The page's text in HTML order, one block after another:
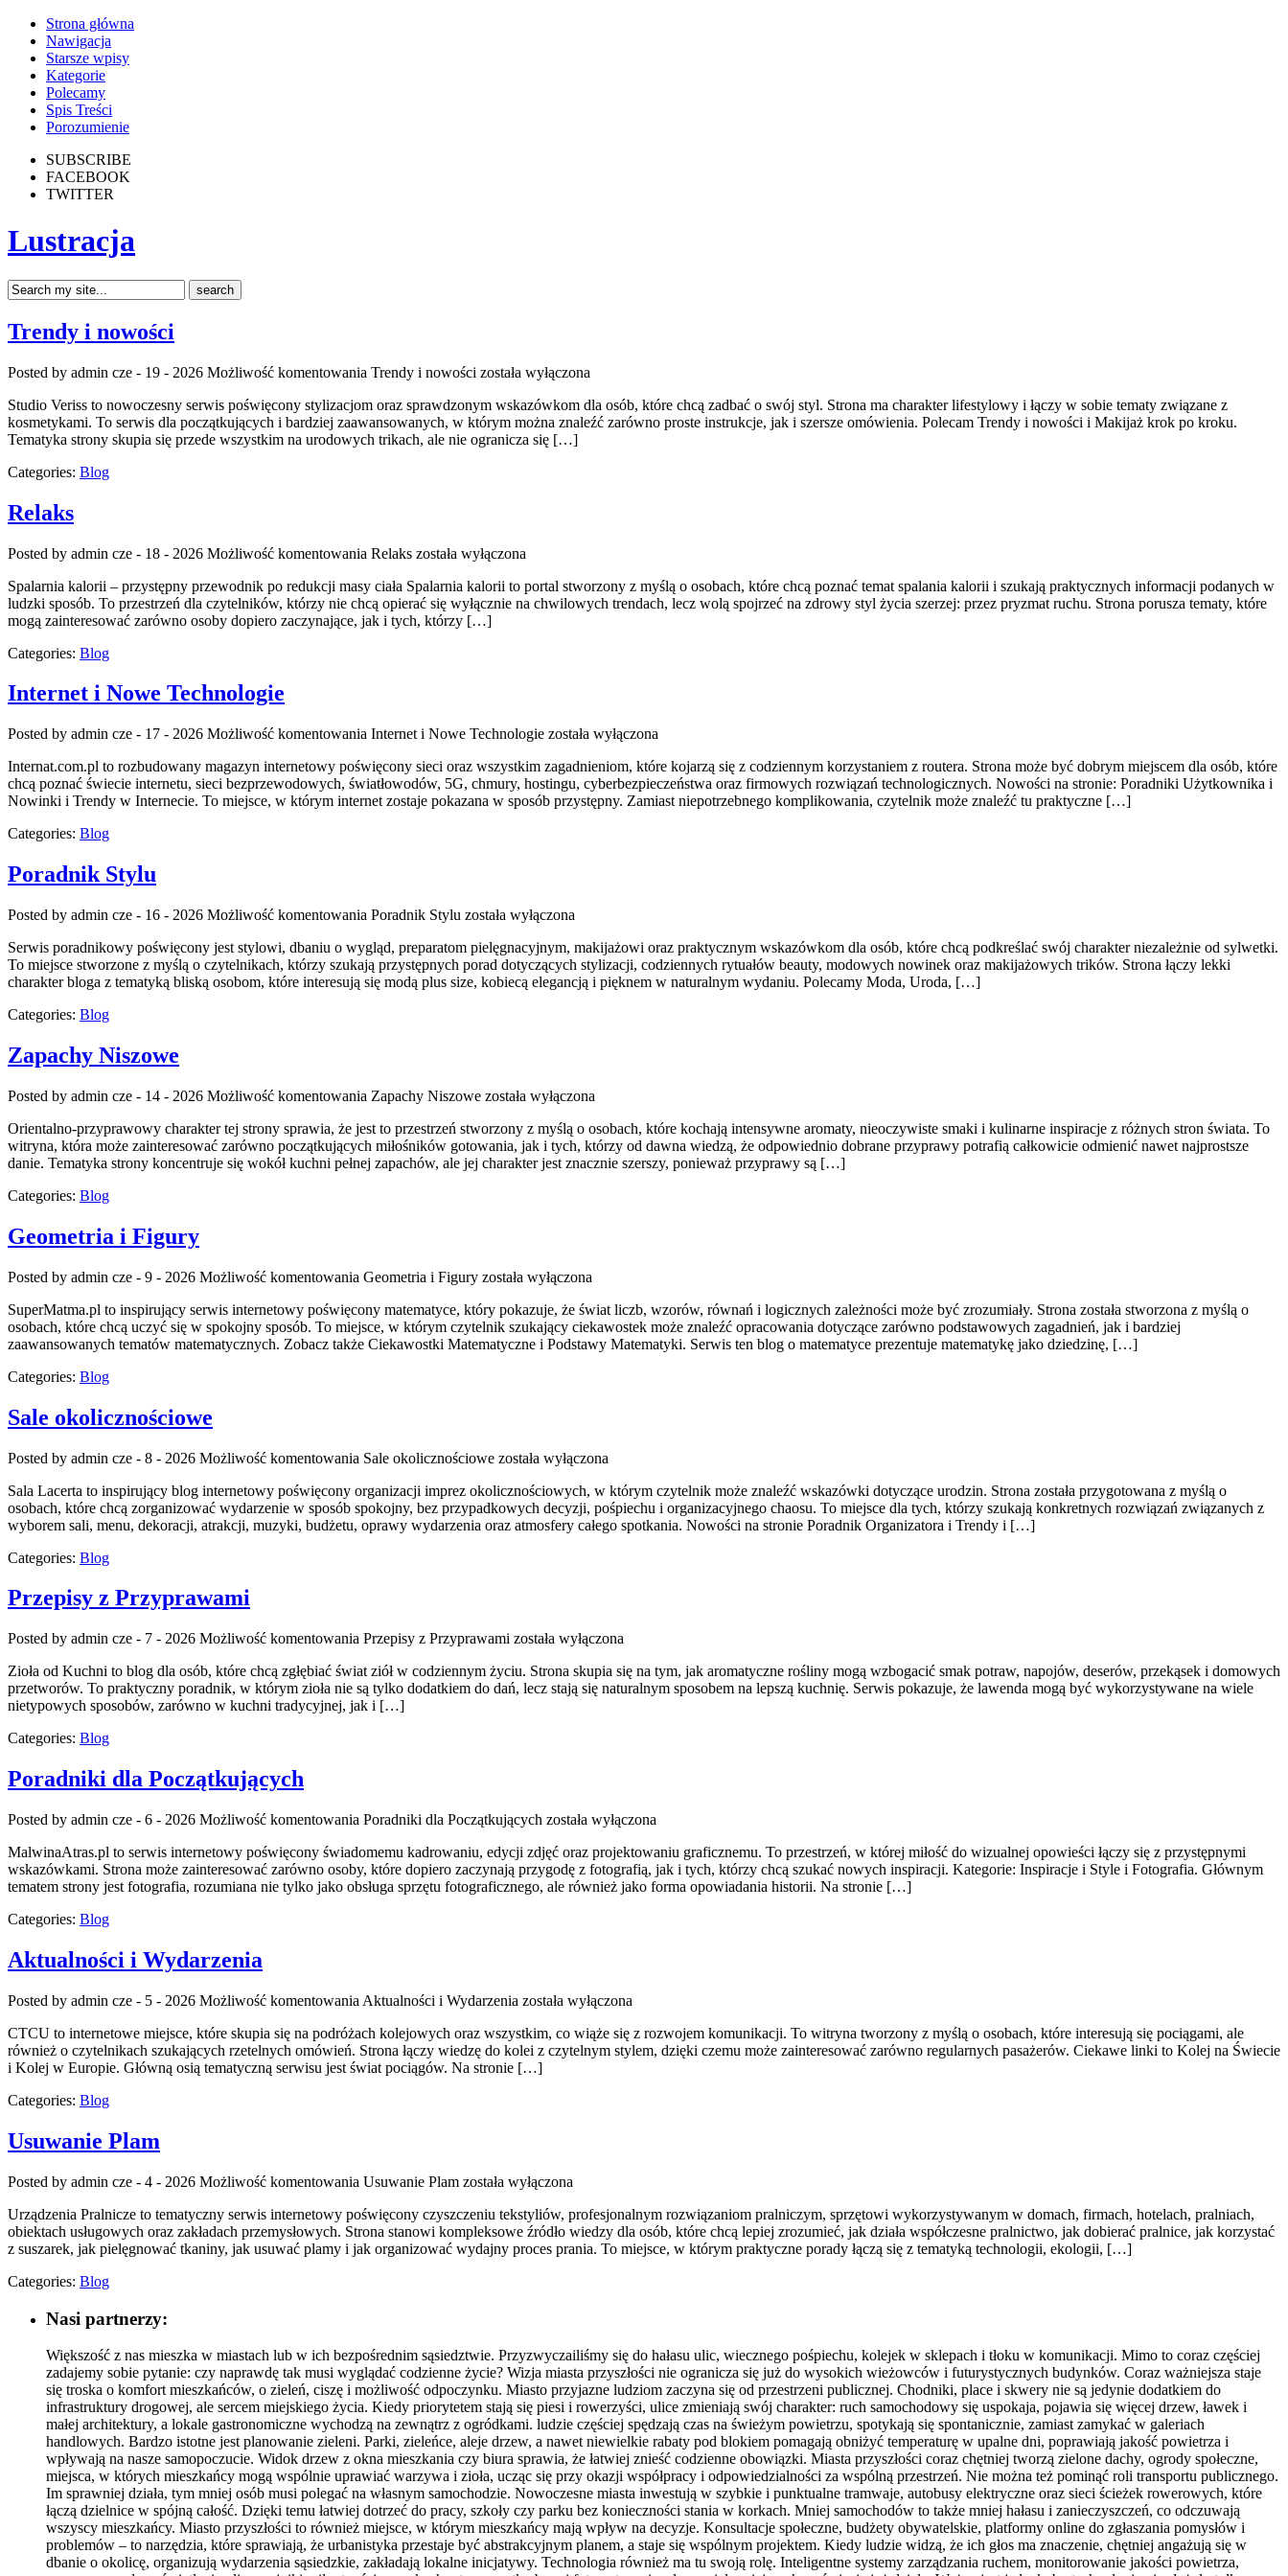
Strona główna
Nawigacja
Starsze wpisy
Kategorie
Polecamy
Spis Treści
Porozumienie
SUBSCRIBE
FACEBOOK
TWITTER
Lustracja
Trendy i nowości
Posted by admin cze - 19 - 2026 Możliwość komentowania Trendy i nowości została wyłączona
Studio Veriss to nowoczesny serwis poświęcony stylizacjom oraz sprawdzonym wskazówkom dla osób, które chcą zadbać o swój styl. Strona ma charakter lifestylowy i łączy w sobie tematy związane z
kosmetykami. To serwis dla początkujących i bardziej zaawansowanych, w którym można znaleźć zarówno proste instrukcje, jak i szersze omówienia. Polecam Trendy i nowości i Makijaż krok po kroku.
Tematyka strony skupia się przede wszystkim na urodowych trikach, ale nie ogranicza się […]
Categories: Blog
Relaks
Posted by admin cze - 18 - 2026 Możliwość komentowania Relaks została wyłączona
Spalarnia kalorii – przystępny przewodnik po redukcji masy ciała Spalarnia kalorii to portal stworzony z myślą o osobach, które chcą poznać temat spalania kalorii i szukają praktycznych informacji podanych w
ludzki sposób. To przestrzeń dla czytelników, którzy nie chcą opierać się wyłącznie na chwilowych trendach, lecz wolą spojrzeć na zdrowy styl życia szerzej: przez pryzmat ruchu. Strona porusza tematy, które
mogą zainteresować zarówno osoby dopiero zaczynające, jak i tych, którzy […]
Categories: Blog
Internet i Nowe Technologie
Posted by admin cze - 17 - 2026 Możliwość komentowania Internet i Nowe Technologie została wyłączona
Internat.com.pl to rozbudowany magazyn internetowy poświęcony sieci oraz wszystkim zagadnieniom, które kojarzą się z codziennym korzystaniem z routera. Strona może być dobrym miejscem dla osób, które
chcą poznać świecie internetu, sieci bezprzewodowych, światłowodów, 5G, chmury, hostingu, cyberbezpieczeństwa oraz firmowych rozwiązań technologicznych. Nowości na stronie: Poradniki Użytkownika i
Nowinki i Trendy w Internecie. To miejsce, w którym internet zostaje pokazana w sposób przystępny. Zamiast niepotrzebnego komplikowania, czytelnik może znaleźć tu praktyczne […]
Categories: Blog
Poradnik Stylu
Posted by admin cze - 16 - 2026 Możliwość komentowania Poradnik Stylu została wyłączona
Serwis poradnikowy poświęcony jest stylowi, dbaniu o wygląd, preparatom pielęgnacyjnym, makijażowi oraz praktycznym wskazówkom dla osób, które chcą podkreślać swój charakter niezależnie od sylwetki.
To miejsce stworzone z myślą o czytelnikach, którzy szukają przystępnych porad dotyczących stylizacji, codziennych rytuałów beauty, modowych nowinek oraz makijażowych trików. Strona łączy lekki
charakter bloga z tematyką bliską osobom, które interesują się modą plus size, kobiecą elegancją i pięknem w naturalnym wydaniu. Polecamy Moda, Uroda, […]
Categories: Blog
Zapachy Niszowe
Posted by admin cze - 14 - 2026 Możliwość komentowania Zapachy Niszowe została wyłączona
Orientalno-przyprawowy charakter tej strony sprawia, że jest to przestrzeń stworzony z myślą o osobach, które kochają intensywne aromaty, nieoczywiste smaki i kulinarne inspiracje z różnych stron świata. To
witryna, która może zainteresować zarówno początkujących miłośników gotowania, jak i tych, którzy od dawna wiedzą, że odpowiednio dobrane przyprawy potrafią całkowicie odmienić nawet najprostsze
danie. Tematyka strony koncentruje się wokół kuchni pełnej zapachów, ale jej charakter jest znacznie szerszy, ponieważ przyprawy są […]
Categories: Blog
Geometria i Figury
Posted by admin cze - 9 - 2026 Możliwość komentowania Geometria i Figury została wyłączona
SuperMatma.pl to inspirujący serwis internetowy poświęcony matematyce, który pokazuje, że świat liczb, wzorów, równań i logicznych zależności może być zrozumiały. Strona została stworzona z myślą o
osobach, które chcą uczyć się w spokojny sposób. To miejsce, w którym czytelnik szukający ciekawostek może znaleźć opracowania dotyczące zarówno podstawowych zagadnień, jak i bardziej
zaawansowanych tematów matematycznych. Zobacz także Ciekawostki Matematyczne i Podstawy Matematyki. Serwis ten blog o matematyce prezentuje matematykę jako dziedzinę, […]
Categories: Blog
Sale okolicznościowe
Posted by admin cze - 8 - 2026 Możliwość komentowania Sale okolicznościowe została wyłączona
Sala Lacerta to inspirujący blog internetowy poświęcony organizacji imprez okolicznościowych, w którym czytelnik może znaleźć wskazówki dotyczące urodzin. Strona została przygotowana z myślą o
osobach, które chcą zorganizować wydarzenie w sposób spokojny, bez przypadkowych decyzji, pośpiechu i organizacyjnego chaosu. To miejsce dla tych, którzy szukają konkretnych rozwiązań związanych z
wyborem sali, menu, dekoracji, atrakcji, muzyki, budżetu, oprawy wydarzenia oraz atmosfery całego spotkania. Nowości na stronie Poradnik Organizatora i Trendy i […]
Categories: Blog
Przepisy z Przyprawami
Posted by admin cze - 7 - 2026 Możliwość komentowania Przepisy z Przyprawami została wyłączona
Zioła od Kuchni to blog dla osób, które chcą zgłębiać świat ziół w codziennym życiu. Strona skupia się na tym, jak aromatyczne rośliny mogą wzbogacić smak potraw, napojów, deserów, przekąsek i domowych
przetworów. To praktyczny poradnik, w którym zioła nie są tylko dodatkiem do dań, lecz stają się naturalnym sposobem na lepszą kuchnię. Serwis pokazuje, że lawenda mogą być wykorzystywane na wiele
nietypowych sposobów, zarówno w kuchni tradycyjnej, jak i […]
Categories: Blog
Poradniki dla Początkujących
Posted by admin cze - 6 - 2026 Możliwość komentowania Poradniki dla Początkujących została wyłączona
MalwinaAtras.pl to serwis internetowy poświęcony świadomemu kadrowaniu, edycji zdjęć oraz projektowaniu graficznemu. To przestrzeń, w której miłość do wizualnej opowieści łączy się z przystępnymi
wskazówkami. Strona może zainteresować zarówno osoby, które dopiero zaczynają przygodę z fotografią, jak i tych, którzy chcą szukać nowych inspiracji. Kategorie: Inspiracje i Style i Fotografia. Głównym
tematem strony jest fotografia, rozumiana nie tylko jako obsługa sprzętu fotograficznego, ale również jako forma opowiadania historii. Na stronie […]
Categories: Blog
Aktualności i Wydarzenia
Posted by admin cze - 5 - 2026 Możliwość komentowania Aktualności i Wydarzenia została wyłączona
CTCU to internetowe miejsce, które skupia się na podróżach kolejowych oraz wszystkim, co wiąże się z rozwojem komunikacji. To witryna tworzony z myślą o osobach, które interesują się pociągami, ale
również o czytelnikach szukających rzetelnych omówień. Strona łączy wiedzę do kolei z czytelnym stylem, dzięki czemu może zainteresować zarówno regularnych pasażerów. Ciekawe linki to Kolej na Świecie
i Kolej w Europie. Główną osią tematyczną serwisu jest świat pociągów. Na stronie […]
Categories: Blog
Usuwanie Plam
Posted by admin cze - 4 - 2026 Możliwość komentowania Usuwanie Plam została wyłączona
Urządzenia Pralnicze to tematyczny serwis internetowy poświęcony czyszczeniu tekstyliów, profesjonalnym rozwiązaniom pralniczym, sprzętowi wykorzystywanym w domach, firmach, hotelach, pralniach,
obiektach usługowych oraz zakładach przemysłowych. Strona stanowi kompleksowe źródło wiedzy dla osób, które chcą lepiej zrozumieć, jak działa współczesne pralnictwo, jak dobierać pralnice, jak korzystać
z suszarek, jak pielęgnować tkaniny, jak usuwać plamy i jak organizować wydajny proces prania. To miejsce, w którym praktyczne porady łączą się z tematyką technologii, ekologii, […]
Categories: Blog
Nasi partnerzy:
Większość z nas mieszka w miastach lub w ich bezpośrednim sąsiedztwie. Przyzwyczailiśmy się do hałasu ulic, wiecznego pośpiechu, kolejek w sklepach i tłoku w komunikacji. Mimo to coraz częściej
zadajemy sobie pytanie: czy naprawdę tak musi wyglądać codzienne życie? Wizja miasta przyszłości nie ogranicza się już do wysokich wieżowców i futurystycznych budynków. Coraz ważniejsza staje
się troska o komfort mieszkańców, o zieleń, ciszę i możliwość odpoczynku. Miasto przyjazne ludziom zaczyna się od przestrzeni publicznej. Chodniki, place i skwery nie są jedynie dodatkiem do
infrastruktury drogowej, ale sercem miejskiego życia. Kiedy priorytetem stają się piesi i rowerzyści, ulice zmieniają swój charakter: ruch samochodowy się uspokaja, pojawia się więcej drzew, ławek i
małej architektury, a lokale gastronomiczne wychodzą na zewnątrz z ogródkami. ludzie częściej spędzają czas na świeżym powietrzu, spotykają się spontanicznie, zamiast zamykać w galeriach
handlowych. Bardzo istotne jest planowanie zieleni. Parki, zieleńce, aleje drzew, a nawet niewielkie rabaty pod blokiem pomagają obniżyć temperaturę w upalne dni, poprawiają jakość powietrza i
wpływają na nasze samopoczucie. Widok drzew z okna mieszkania czy biura sprawia, że łatwiej znieść codzienne obowiązki. Miasta przyszłości coraz chętniej tworzą zielone dachy, ogrody społeczne,
miejsca, w których mieszkańcy mogą wspólnie uprawiać warzywa i zioła, ucząc się przy okazji współpracy i odpowiedzialności za wspólną przestrzeń. Nie można też pominąć roli transportu publicznego.
Im sprawniej działa, tym mniej osób musi polegać na własnym samochodzie. Nowoczesne miasta inwestują w szybkie i punktualne tramwaje, autobusy elektryczne oraz sieci ścieżek rowerowych, które
łączą dzielnice w spójną całość. Dzięki temu łatwiej dotrzeć do pracy, szkoły czy parku bez konieczności stania w korkach. Mniej samochodów to także mniej hałasu i zanieczyszczeń, co odczuwają
wszyscy mieszkańcy. Miasto przyszłości to również miejsce, w którym mieszkańcy mają wpływ na decyzje. Konsultacje społeczne, budżety obywatelskie, platformy online do zgłaszania pomysłów i
problemów – to narzędzia, które sprawiają, że urbanistyka przestaje być abstrakcyjnym planem, a staje się wspólnym projektem. Kiedy ludzie widzą, że ich głos ma znaczenie, chętniej angażują się w
dbanie o okolicę, organizują wydarzenia sąsiedzkie, zakładają lokalne inicjatywy. Technologia również ma tu swoją rolę. Inteligentne systemy zarządzania ruchem, monitorowanie jakości powietrza,